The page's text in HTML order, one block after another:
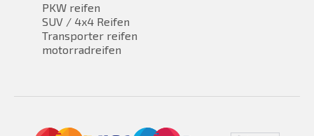
PKW reifen
SUV / 4x4 Reifen
Transporter reifen
motorradreifen